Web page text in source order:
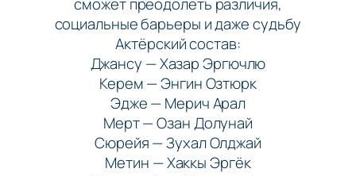
социальные барьеры и даже судьбу
Актёрский состав:
Джансу — Хазар Эргючлю
Керем — Энгин Озтюрк
Эдже — Мерич Арал
Мерт — Озан Долунай
Сюрейя — Зухал Олджай
Метин — Хаккы Эргёк